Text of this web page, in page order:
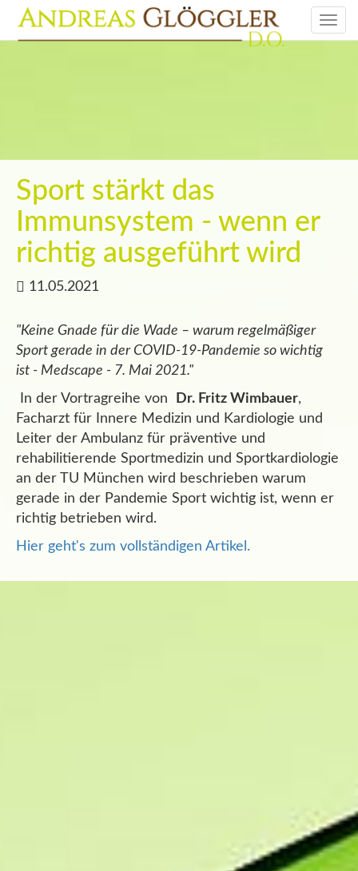
Sport stärkt das
Immunsystem - wenn er
richtig ausgeführt wird
11.05.2021
"Keine Gnade für die Wade – warum regelmäßiger
Sport gerade in der COVID-19-Pandemie so wichtig
ist - Medscape - 7. Mai 2021."
In der Vortragreihe von
Dr. Fritz Wimbauer,
Facharzt für Innere Medizin und Kardiologie und
Leiter der Ambulanz für präventive und
rehabilitierende Sportmedizin und Sportkardiologie
an der TU München wird beschrieben warum
gerade in der Pandemie Sport wichtig ist, wenn er
richtig betrieben wird.
Hier geht's zum vollständigen Artikel.